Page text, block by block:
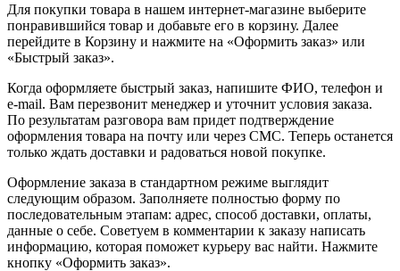
Для покупки товара в нашем интернет-магазине выберите
понравившийся товар и добавьте его в корзину. Далее
перейдите в Корзину и нажмите на «Оформить заказ» или
«Быстрый заказ».
Когда оформляете быстрый заказ, напишите ФИО, телефон и
e-mail. Вам перезвонит менеджер и уточнит условия заказа.
По результатам разговора вам придет подтверждение
оформления товара на почту или через СМС. Теперь останется
только ждать доставки и радоваться новой покупке.
Оформление заказа в стандартном режиме выглядит
следующим образом. Заполняете полностью форму по
последовательным этапам: адрес, способ доставки, оплаты,
данные о себе. Советуем в комментарии к заказу написать
информацию, которая поможет курьеру вас найти. Нажмите
кнопку «Оформить заказ».